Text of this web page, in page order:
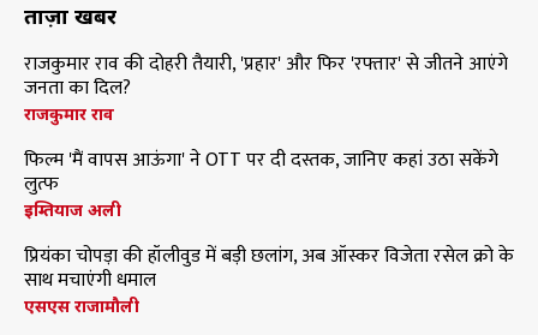
ताज़ा खबरें
राजकुमार राव की दोहरी तैयारी, 'प्रहार' और फिर 'रफ्तार' से जीतने आएंगे
जनता का दिल?
राजकुमार राव
फिल्म 'मैं वापस आऊंगा' ने OTT पर दी दस्तक, जानिए कहां उठा सकेंगे
लुत्फ
इम्तियाज अली
प्रियंका चोपड़ा की हॉलीवुड में बड़ी छलांग, अब ऑस्कर विजेता रसेल क्रो के
साथ मचाएंगी धमाल
एसएस राजामौली